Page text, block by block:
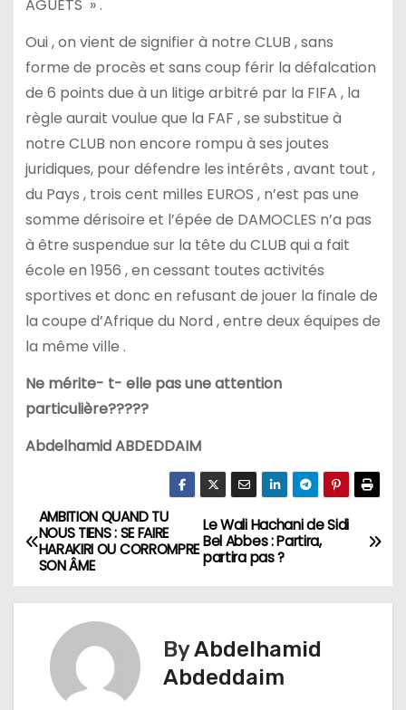
AGUETS » .
Oui , on vient de signifier à notre CLUB , sans
forme de procès et sans coup férir la défalcation
de 6 points due à un litige arbitré par la FIFA , la
règle aurait voulue que la FAF , se substitue à
notre CLUB non encore rompu à ses joutes
juridiques, pour défendre les intérêts , avant tout ,
du Pays , trois cent milles EUROS , n’est pas une
somme dérisoire et l’épée de DAMOCLES n’a pas
à être suspendue sur la tête du CLUB qui a fait
école en 1956 , en cessant toutes activités
sportives et donc en refusant de jouer la finale de
la coupe d’Afrique du Nord , entre deux équipes de
la même ville .
Ne mérite- t- elle pas une attention
particulière?????
Abdelhamid ABDEDDAIM
N
a
v
Le Wali Hachani de Sidi
Bel Abbes : Partira,
partira pas ?
AMBITION QUAND TU
NOUS TIENS : SE FAIRE
HARAKIRI OU CORROMPRE
SON ÂME
ByAbdelhamid
Abdeddaim